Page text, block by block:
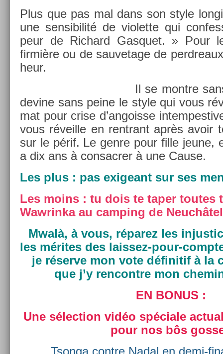
Plus que pas mal dans son style
une sen­sibilité de violet­te qui
peur de Ric­hard Gas­quet. » Pour
firmiè­re ou de sauvetage de
heur.
Il se montre
de­vine sans peine le style qui vous
mat pour crise d’an­gois­se
vous réveil­le en re­ntrant après avoir
sur le périf. Le genre pour fille jeune,
a dix ans à con­sacr­er à une Cause.
Les plus : pas ex­igeant sur ses
Les moins : tu dois te taper toutes
Waw­rinka au camp­ing de
Mwalà, à vous, réparez les
les mérites des laissez-pour-
je réserve mon vote définitif à la
que j’y re­ncontre mon
EN BONUS :
Une sélec­tion vidéo spéciale
pour nos bôs
Tson­ga con­tre Nadal en demi-